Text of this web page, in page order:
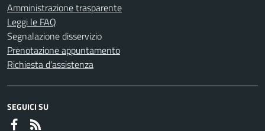
Amministrazione trasparente
Leggi le FAQ
Segnalazione disservizio
Prenotazione appuntamento
Richiesta d'assistenza
SEGUICI SU